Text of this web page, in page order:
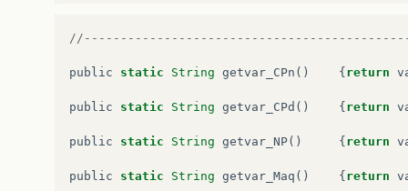
public static String getvar_CPn () {return
public static String getvar_CPd () {return
public static String getvar_NP() {return
public static String getvar_Maq () {return